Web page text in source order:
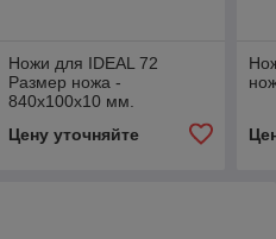
Ножи для IDEAL 72
Размер ножа -
840х100х10 мм.
Цену уточняйте